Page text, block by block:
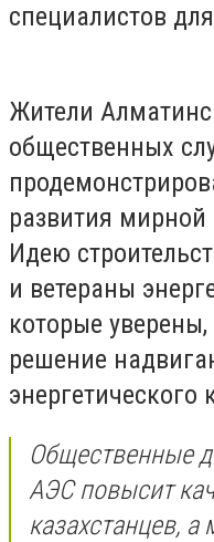
специалистов
Жители
общественных
развития мирной
Идею
и ветераны
которые
решение
энергетического
Общественные
АЭС повысит
казахстанцев,